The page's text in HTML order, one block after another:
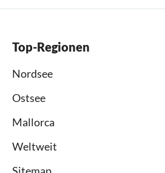
Top-Regionen
Nordsee
Ostsee
Mallorca
Weltweit